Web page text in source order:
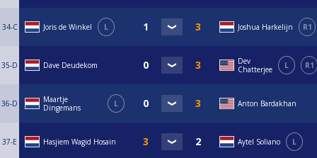
34-C Joris de Winkel L Joshua Harkelijn R1
35-D Dave Deudekom
Dev
Chatterjee
L R1
36-D
Maartje
Dingemans
L Anton Bardakhan
37-E Hasjiem Wagid Hosain Aytel Soliano L